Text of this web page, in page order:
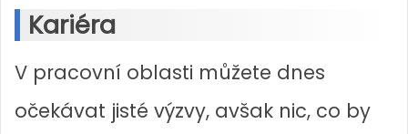
Kariéra
V pracovní oblasti můžete dnes
očekávat jisté výzvy, avšak nic, co by